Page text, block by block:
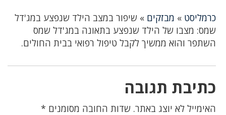
כרמליסט » מבזקים » שיפור במצב הילד שנפצע במג'דל
שמס: מצבו של הילד שנפצע בתאונה במג'דל שמס
השתפר והוא ממשיך לקבל טיפול רפואי בבית החולים.
כתיבת תגובה
האימייל לא יוצג באתר. שדות החובה מסומנים *